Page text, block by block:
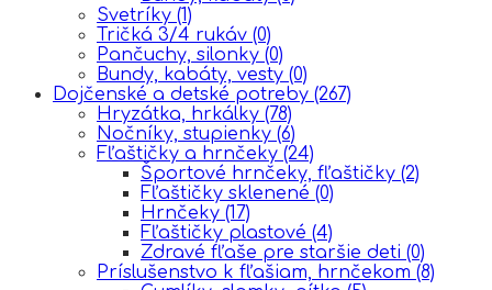
Svetríky (1)
Tričká 3/4 rukáv (0)
Pančuchy, silonky (0)
Bundy, kabáty, vesty (0)
Dojčenské a detské potreby (267)
Hryzátka, hrkálky (78)
Nočníky, stupienky (6)
Fľaštičky a hrnčeky (24)
Športové hrnčeky, fľaštičky (2)
Fľaštičky sklenené (0)
Hrnčeky (17)
Fľaštičky plastové (4)
Zdravé fľaše pre staršie deti (0)
Príslušenstvo k fľašiam, hrnčekom (8)